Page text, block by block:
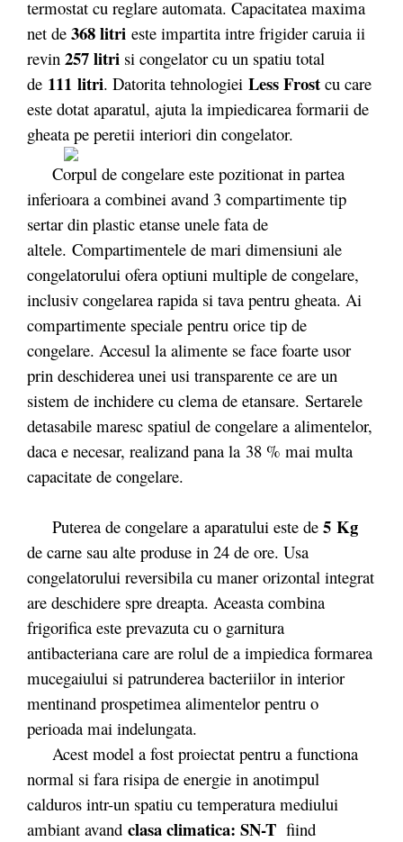
termostat cu reglare automata. Capacitatea maxima
net de 368 litri este impartita intre frigider caruia ii
revin 257 litri si congelator cu un spatiu total
de 111 litri. Datorita tehnologiei Less Frost cu care
este dotat aparatul, ajuta la impiedicarea formarii de
gheata pe peretii interiori din congelator.
Corpul de congelare este pozitionat in partea
inferioara a combinei avand 3 compartimente tip
sertar din plastic etanse unele fata de
altele. Compartimentele de mari dimensiuni ale
congelatorului ofera optiuni multiple de congelare,
inclusiv congelarea rapida si tava pentru gheata. Ai
compartimente speciale pentru orice tip de
congelare. Accesul la alimente se face foarte usor
prin deschiderea unei usi transparente ce are un
sistem de inchidere cu clema de etansare. Sertarele
detasabile maresc spatiul de congelare a alimentelor,
daca e necesar, realizand pana la 38 % mai multa
capacitate de congelare.
Puterea de congelare a aparatului este de 5 Kg
de carne sau alte produse in 24 de ore. Usa
congelatorului reversibila cu maner orizontal integrat
are deschidere spre dreapta. Aceasta combina
frigorifica este prevazuta cu o garnitura
antibacteriana care are rolul de a impiedica formarea
mucegaiului si patrunderea bacteriilor in interior
mentinand prospetimea alimentelor pentru o
perioada mai indelungata.
Acest model a fost proiectat pentru a functiona
normal si fara risipa de energie in anotimpul
calduros intr-un spatiu cu temperatura mediului
ambiant avand clasa climatica: SN-T fiind